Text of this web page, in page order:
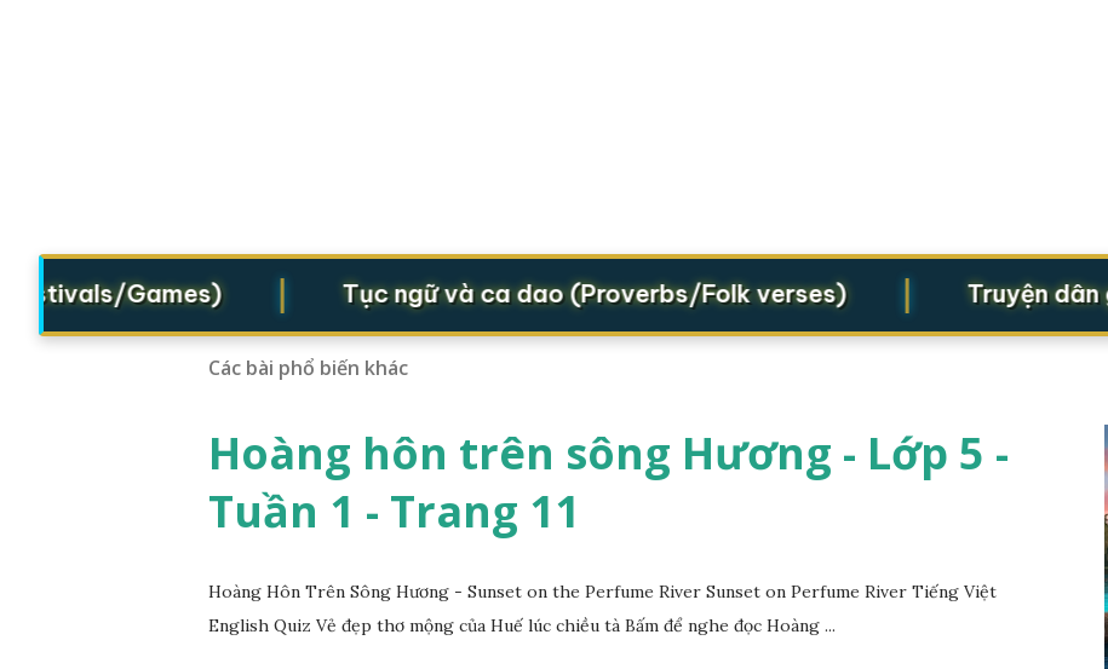
Games) Tục ngữ và ca dao (Proverbs/Folk verses) Truyện dân
Các bài phổ biến khác
Hoàng hôn trên sông Hương - Lớp 5 -
Tuần 1 - Trang 11
Hoàng Hôn Trên Sông Hương - Sunset on the Perfume River Sunset on Perfume River Tiếng Việt
English Quiz Vẻ đẹp thơ mộng của Huế lúc chiều tà Bấm để nghe đọc Hoàng ...